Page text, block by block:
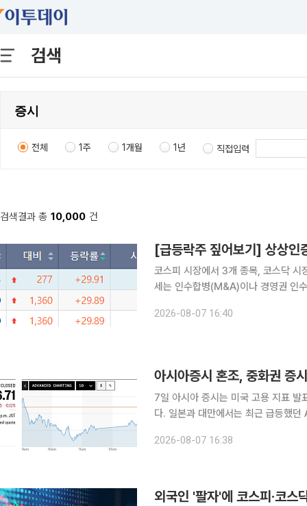
검색
전체 1주 1개월 1년 직접입력
검색결과 총 10,000 건
코스피 시장에서 3개 종목, 코스닥 시
세는 인수합병(M&A)이나 경영권 인수 등 호
상상인증권(1203원)은 2거래일 연속
2026-08-07 16:40
아시아증시 혼조, 중화권
7일 아시아 증시는 미국 고용 지표 발
다. 일본과 대만에서는 최근 급등했던 AI·반도체주를 중심으로 차익 실현 매물이 나온 반면 중국 본
2026-08-07 16:38
외국인 '팔자'에 코스피·코스